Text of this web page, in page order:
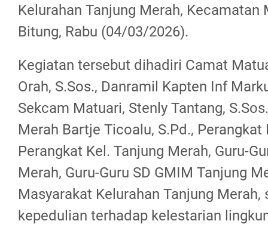
Kelurahan Tanjung Merah, Kecamatan
Bitung, Rabu (04/03/2026).
Kegiatan tersebut dihadiri Camat
Orah, S.Sos., Danramil Kapten Inf
Sekcam Matuari, Stenly Tantang,
Merah Bartje Ticoalu, S.Pd., Perangkat
Perangkat Kel. Tanjung Merah, Guru-
Merah, Guru-Guru SD GMIM Tanjung
Masyarakat Kelurahan Tanjung Merah,
kepedulian terhadap kelestarian